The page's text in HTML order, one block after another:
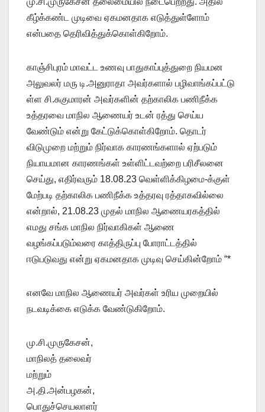
கீழ்க்கண்ட முடிவை ஏகமனதாக எடுத்துள்ளோம்
என்பதை தெரிவித்துக்கொள்கிறோம்.
காஞ்சிபுரம் மாவட்ட உணவு பாதுகாப்புத்துறை நியமன
அலுவலர் மரு டி.அனுராதா அவர்களால் பழிவாங்கப்பட்டு
ள்ள சி.சுகுமாரன் அவர்களின் தற்காலிக பணிநீக்க
உத்தரவை மாநில ஆணையர் உடன் ரத்து செய்ய
வேண்டும் என்று கேட்டுக்கொள்கிறோம். தொடர்
விடுமுறை மற்றும் நிர்வாக காரணங்களால் ஏற்படும்
நியாயமான காரணங்கள் உள்ளிட்டவற்றை பரிசீலனை
செய்து, எதிர்வரும் 18.08.23 வெள்ளிக்கிழமை-க்குள்
மேற்படி தற்காலிக பணிநீக்க உத்தரவு ரத்தாகவில்லை
என்றால், 21.08.23 முதல் மாநில ஆணையரகத்தில்
எமது சங்க மாநில நிர்வாகிகள் ஆணை
வழங்கப்படும்வரை காத்திருப்பு போராட்டத்தில்
ஈடுபடுவது என்று ஏகமனதாக முடிவு செய்கின்றோம் “*
எனவே மாநில ஆணையர் அவர்கள் உரிய முறையில்
நடவடிக்கை எடுக்க வேண்டுகிறோம்.
மு.சி.முருகேசன்,
மாநிலத் தலைவர்
மற்றும்
அ.தி.அன்பழகன்,
பொதுச்செயலாளர்